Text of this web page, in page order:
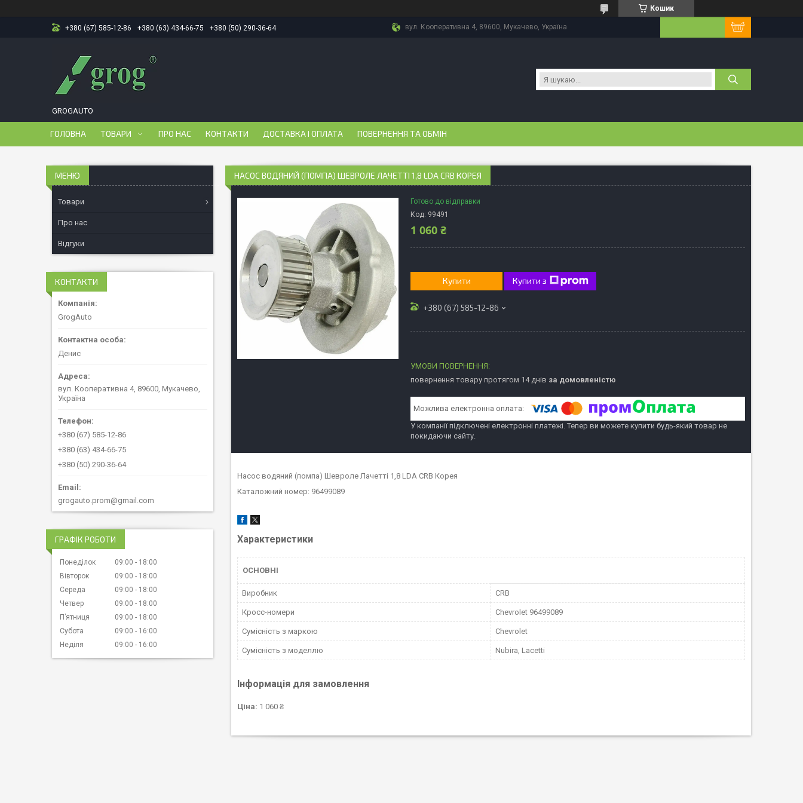
Кошик
+380 (67) 585-12-86 +380 (63) 434-66-75 +380 (50) 290-36-64 вул. Кооперативна 4, 89600, Мукачево, Україна
GROGAUTO
ГОЛОВНА ТОВАРИ ПРО НАС КОНТАКТИ ДОСТАВКА І ОПЛАТА ПОВЕРНЕННЯ ТА ОБМІН
НАСОС ВОДЯНИЙ (ПОМПА) ШЕВРОЛЕ ЛАЧЕТТІ 1,8 LDA CRB КОРЕЯ
Готово до відправки
Код: 99491
1 060 ₴
Купити Купити з
+380 (67) 585-12-86
повернення товару протягом 14 днів за домовленістю
У компанії підключені електронні платежі. Тепер ви можете купити будь-який товар не
покидаючи сайту.
Насос водяний (помпа) Шевроле Лачетті 1,8 LDA CRB Корея
Каталожний номер: 96499089
Характеристики
ОСНОВНІ
Виробник CRB
Кросс-номери Chevrolet 96499089
Сумісність з маркою Chevrolet
Сумісність з моделлю Nubira, Lacetti
Інформація для замовлення
Ціна: 1 060 ₴
Товари
Про нас
Відгуки
КОНТАКТИ
GrogAuto
Денис
вул. Кооперативна 4, 89600, Мукачево,
Україна
+380 (67) 585-12-86
+380 (63) 434-66-75
+380 (50) 290-36-64
grogauto.prom@gmail.com
ГРАФІК РОБОТИ
Понеділок 09:00
18:00
Вівторок
09:00
18:00
Середа
09:00
18:00
Четвер
09:00
18:00
Пʼятниця
09:00
18:00
Субота
09:00
16:00
Неділя
09:00 16:00